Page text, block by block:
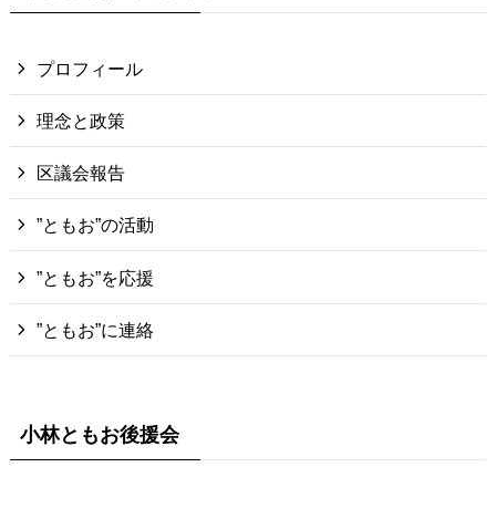
プロフィール
理念と政策
区議会報告
”ともお”の活動
”ともお”を応援
”ともお”に連絡
小林ともお後援会